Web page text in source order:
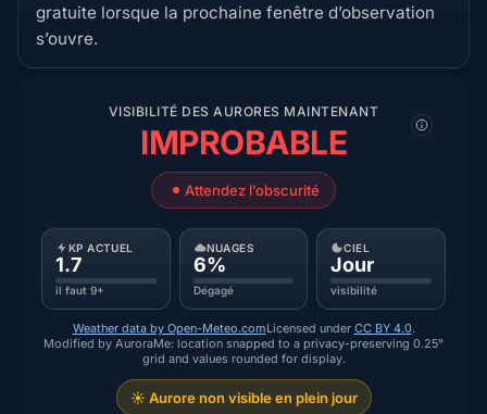
gratuite lorsque la prochaine fenêtre d’observation
s’ouvre.
VISIBILITÉ DES AURORES MAINTENANT
IMPROBABLE
Attendez l’obscurité
KP ACTUEL
1.7
il faut 9+
NUAGES
6%
Dégagé
CIEL
Jour
visibilité
Weather data by Open-Meteo.comLicensed under CC BY 4.0.
Modified by AuroraMe: location snapped to a privacy-preserving 0.25°
grid and values rounded for display.
☀️ Aurore non visible en plein jour